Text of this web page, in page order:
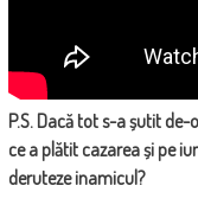
P.S. Dacă tot s-a șutit
ce a plătit cazarea și pe
deruteze inamicul?